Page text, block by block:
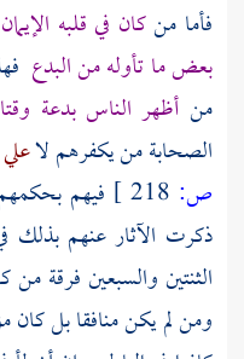
فأما منكان في قلبه
بعض ما تأوله من البدع
من أظهر الناس بدعة
الصحابةمن يكفرهم لا
ص:
فيهم بحكمهم
ذكرت الآثار عنهم
الثنتين والسبعين فرقة
ومن لم يكن منافقا بل كان